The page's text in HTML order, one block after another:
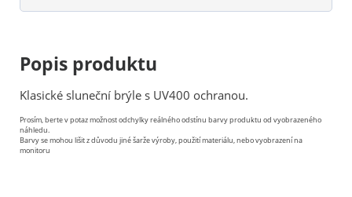
Popis produktu
Klasické sluneční brýle s UV400 ochranou.
Prosím, berte v potaz možnost odchylky reálného odstínu barvy produktu od vyobrazeného
náhledu.
Barvy se mohou lišit z důvodu jiné šarže výroby, použití materiálu, nebo vyobrazení na
monitoru